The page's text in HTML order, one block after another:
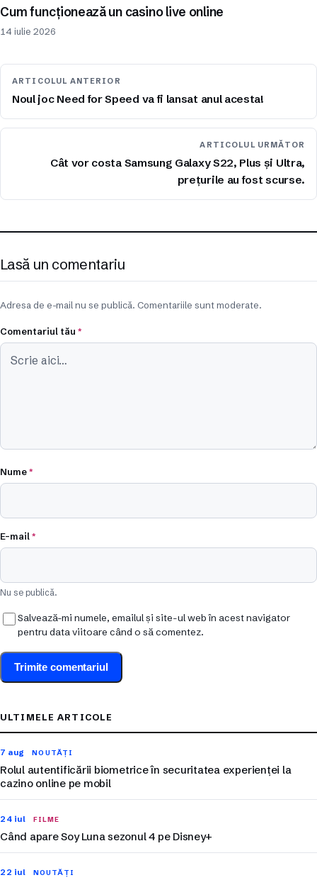
Cum funcționează un casino live online
14 iulie 2026
ARTICOLUL ANTERIOR
Noul joc Need for Speed ​​​​va fi lansat anul acesta!
ARTICOLUL URMĂTOR
Cât vor costa Samsung Galaxy S22, Plus și Ultra,
preţurile au fost scurse.
Lasă un comentariu
Adresa de e-mail nu se publică. Comentariile sunt moderate.
Comentariul tău *
Nume*
E-mail*
Nu se publică.
Salvează-mi numele, emailul și site-ul web în acest navigator
pentru data viitoare când o să comentez.
ULTIMELE ARTICOLE
7 aug NOUTĂȚI
Rolul autentificării biometrice în securitatea experienței la
cazino online pe mobil
24 iul FILME
Când apare Soy Luna sezonul 4 pe Disney+
22 iul NOUTĂȚI